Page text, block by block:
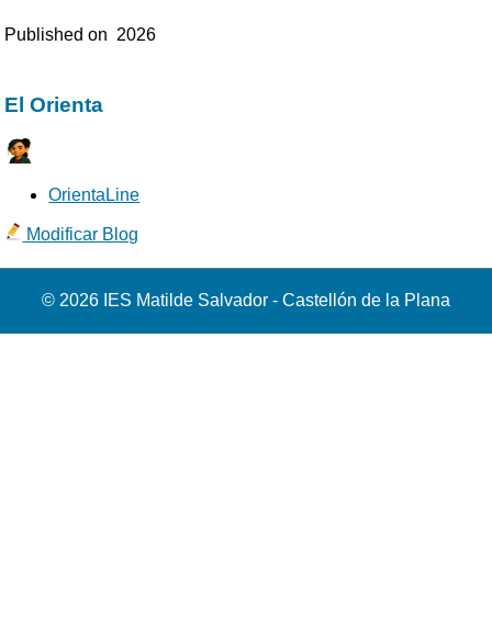
Published on 2026
El Orienta
OrientaLine
Modificar Blog
© 2026 IES Matilde Salvador - Castellón de la Plana